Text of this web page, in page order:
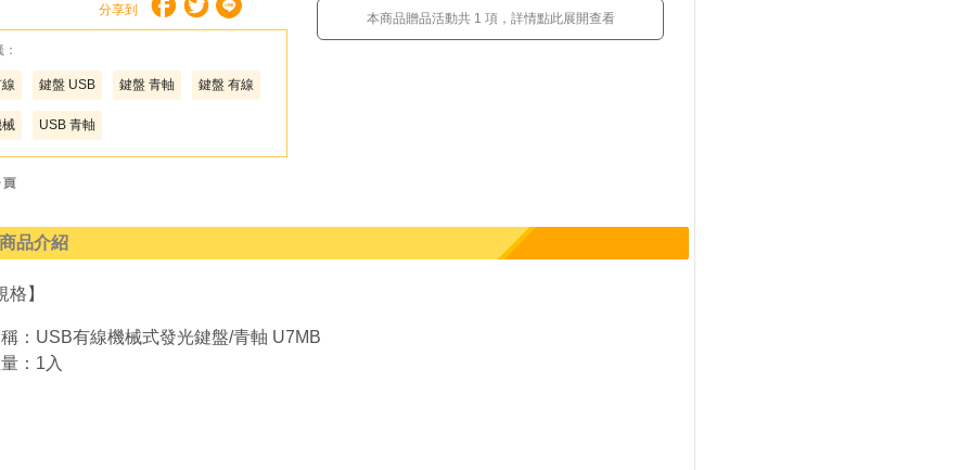
分享到
鍵盤 USB 鍵盤 青軸 鍵盤 有線
USB 青軸
本商品贈品活動共 1 項，詳情點此展開查看
商品介紹
格】
：USB有線機械式發光鍵盤/青軸 U7MB
：1入